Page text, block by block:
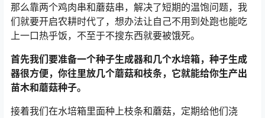
那么靠两个鸡肉串和蘑菇串，解决了短期的温饱问题，我
们就要开启农耕时代了，想办法让自己不用到处跑也能吃
上一口热乎饭，不至于不搜东西就要被饿死。
首先我们要准备一个种子生成器和几个水培箱，种子生成
器很方便，你往里放几个蘑菇和枝条，它就能给你生产出
苗木和蘑菇种子。
接着我们在水培箱里面种上枝条和蘑菇，定期给他们浇